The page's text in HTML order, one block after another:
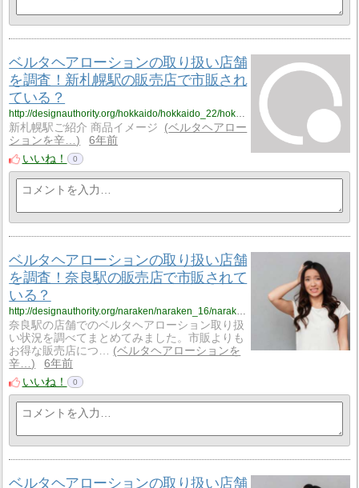
ベルタヘアローションの取り扱い店舗
を調査！新札幌駅の販売店で市販され
ている？
新札幌駅ご紹介 商品イメージ
ベルタヘアロー
ションを辛…
6年前
いいね！
0
ベルタヘアローションの取り扱い店舗
を調査！奈良駅の販売店で市販されて
いる？
奈良駅の店舗でのベルタヘアローション取り扱
い状況を調べてまとめてみました。市販よりも
お得な販売店につ…
ベルタヘアローションを
辛…
6年前
いいね！
0
ベルタヘアローションの取り扱い店舗